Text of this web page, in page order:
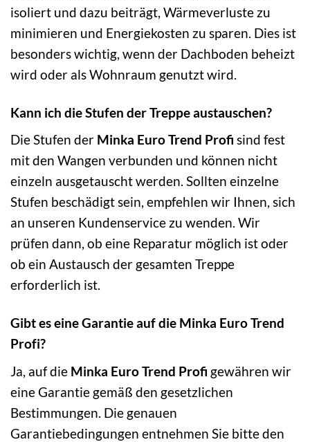
isoliert und dazu beiträgt, Wärmeverluste zu
minimieren und Energiekosten zu sparen. Dies ist
besonders wichtig, wenn der Dachboden beheizt
wird oder als Wohnraum genutzt wird.
Kann ich die Stufen der Treppe austauschen?
Die Stufen der Minka Euro Trend Profi sind fest
mit den Wangen verbunden und können nicht
einzeln ausgetauscht werden. Sollten einzelne
Stufen beschädigt sein, empfehlen wir Ihnen, sich
an unseren Kundenservice zu wenden. Wir
prüfen dann, ob eine Reparatur möglich ist oder
ob ein Austausch der gesamten Treppe
erforderlich ist.
Gibt es eine Garantie auf die Minka Euro Trend
Profi?
Ja, auf die Minka Euro Trend Profi gewähren wir
eine Garantie gemäß den gesetzlichen
Bestimmungen. Die genauen
Garantiebedingungen entnehmen Sie bitte den